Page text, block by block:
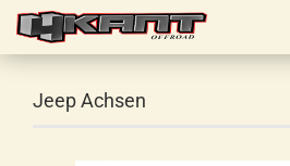
Jeep Achsen